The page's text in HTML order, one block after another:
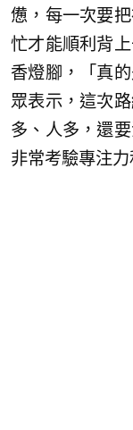
憊，每一次要
忙才能順利背
香燈腳，「真
眾表示，這次
多、人多，還
非常考驗專注力